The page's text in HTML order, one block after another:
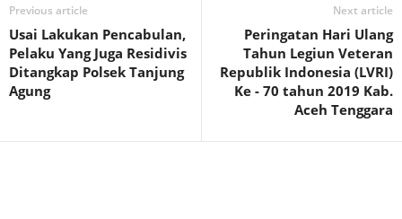
Previous article
Usai Lakukan Pencabulan,
Pelaku Yang Juga Residivis
Ditangkap Polsek Tanjung
Agung
Next article
Peringatan Hari Ulang
Tahun Legiun Veteran
Republik Indonesia (LVRI)
Ke - 70 tahun 2019 Kab.
Aceh Tenggara